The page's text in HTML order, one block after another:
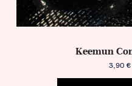
Keemun
3,90 €